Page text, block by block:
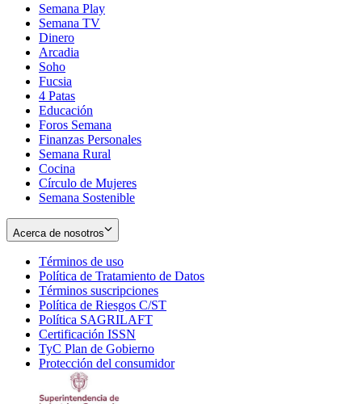
Semana Play
Semana TV
Dinero
Arcadia
Soho
in
new
window
Fucsia
in
new
window
4 Patas
Educación
Foros Semana
Finanzas Personales
Semana Rural
Cocina
Círculo de Mujeres
Semana Sostenible
Acerca de nosotros
Términos de uso
in
new
window
Política de Tratamiento de Datos
Términos suscripciones
in
Política de Riesgos C/ST
Política SAGRILAFT
new
window
Certificación ISSN
in
new
TyC Plan de Gobierno
in
Protección del consumidorOpens